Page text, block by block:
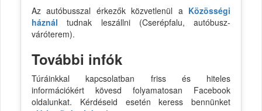
Az autóbusszal érkezők közvetlenül a Közösségi
háznál tudnak leszállni (Cserépfalu, autóbusz-
váróterem).
További infók
Túráinkkal kapcsolatban friss és hiteles
információkért kövesd folyamatosan Facebook
oldalunkat. Kérdéseid esetén keress bennünket